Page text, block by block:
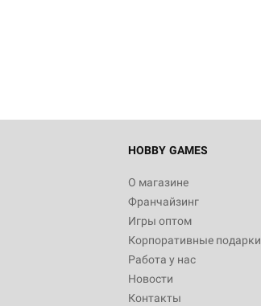
HOBBY GAMES
О магазине
Франчайзинг
Игры оптом
Корпоративные подарки
Работа у нас
Новости
Контакты